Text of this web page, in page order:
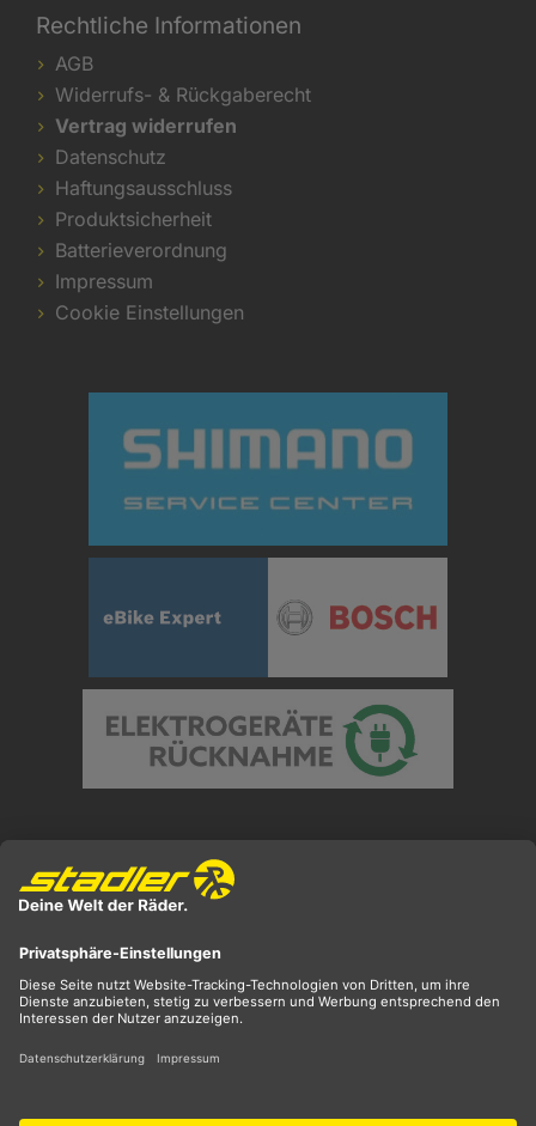
Rechtliche Informationen
AGB
Widerrufs- & Rückgaberecht
Vertrag widerrufen
Datenschutz
Haftungsausschluss
Produktsicherheit
Batterieverordnung
Impressum
Cookie Einstellungen